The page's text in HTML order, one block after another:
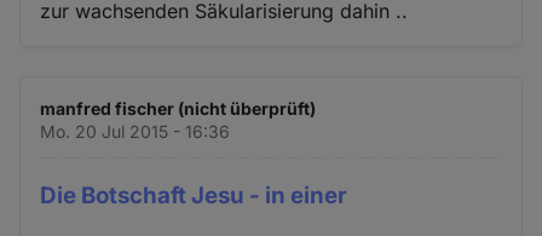
zur wachsenden Säkularisierung dahin ..
manfred fischer (nicht überprüft)
Mo. 20 Jul 2015 - 16:36
Die Botschaft Jesu - in einer